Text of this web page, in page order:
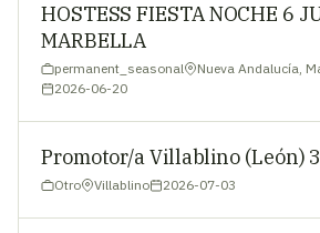
HOSTESS FIESTA NOCHE 6
MARBELLA
permanent_seasonal
Nueva Andalucía,
2026-06-20
Promotor/a Villablino (León)
Otro Villablino 2026-07-03